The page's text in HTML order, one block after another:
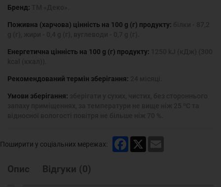
Бренд:
Поживна (харчова) цінність на 100 g (г) продукту:
Енергетична цінність на 100 g (г) продукту:
Рекомендований термін зберігання:
Умови зберігання:
Поширити у соціальних мережах: Facebook
Опис Відгуки (0)